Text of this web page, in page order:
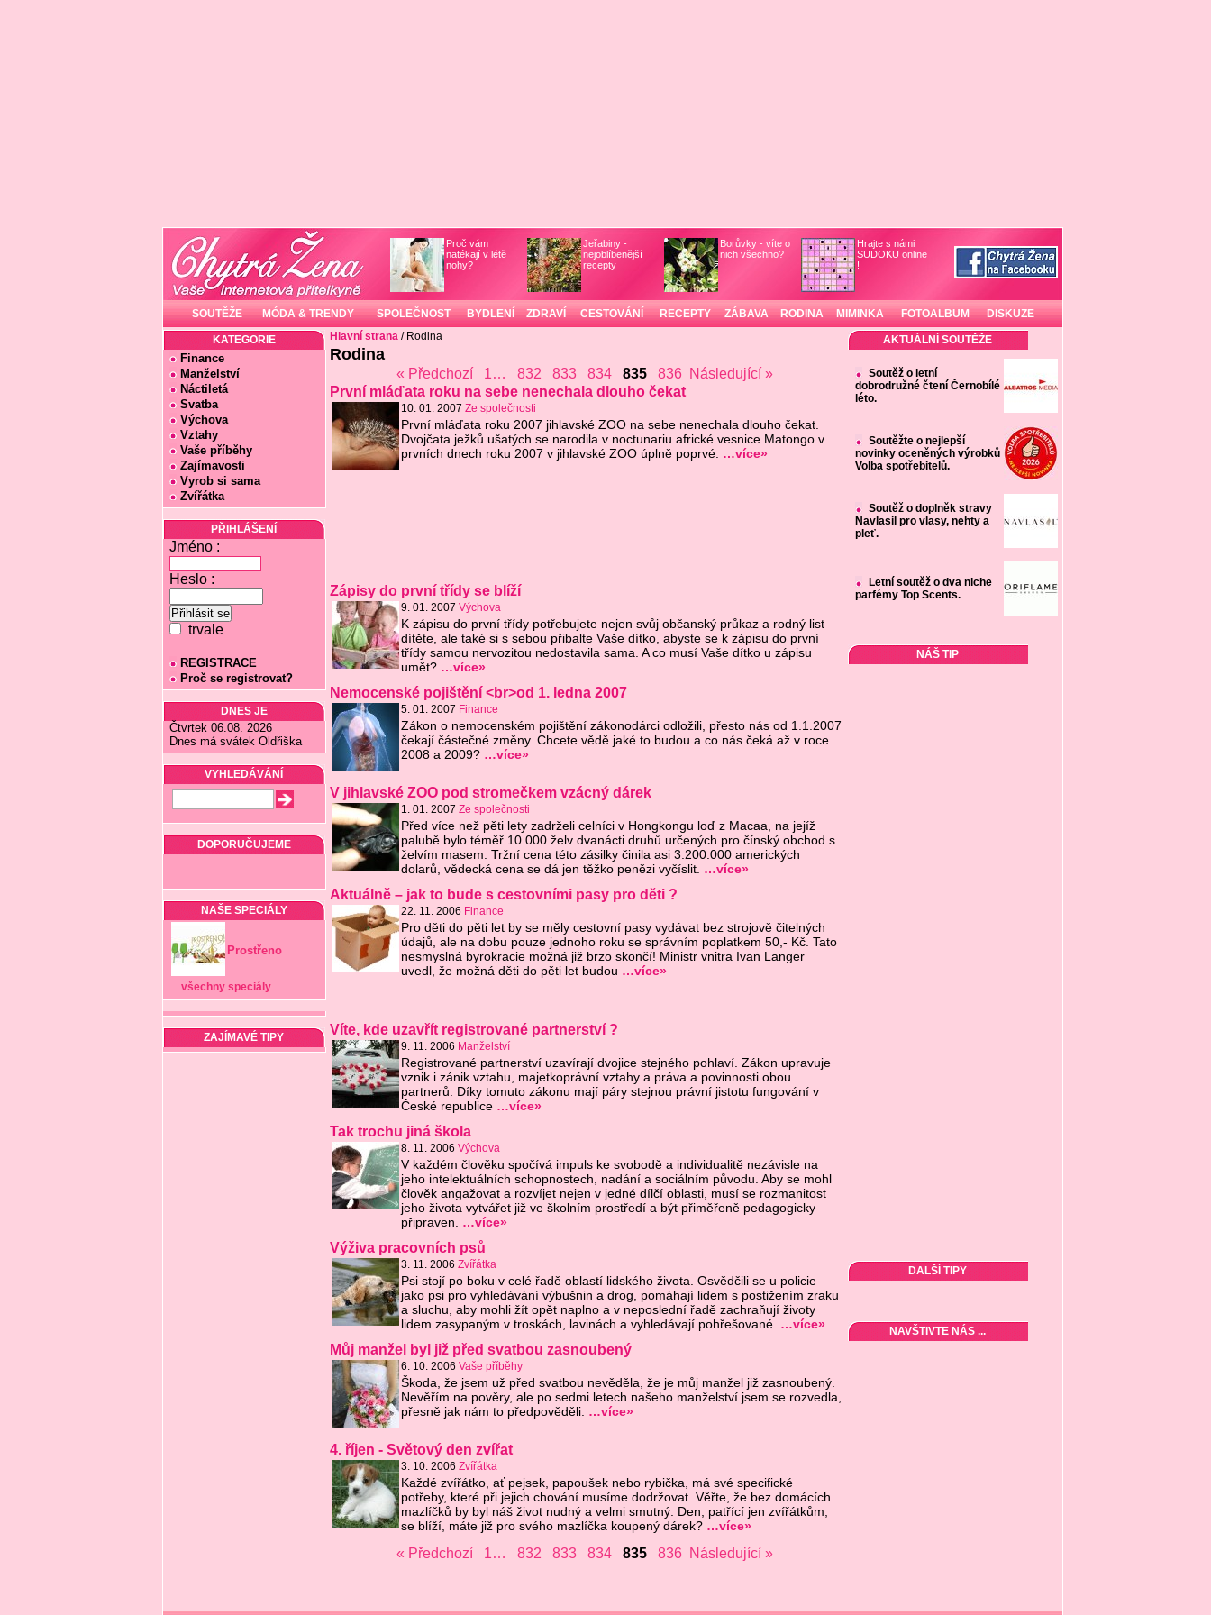
Proč vám
natékají v létě
nohy?
Jeřabiny -
nejoblíbenější
recepty
Borůvky - víte o
nich všechno?
Hrajte s námi
SUDOKU online
!
SOUTĚŽE MÓDA & TRENDY SPOLEČNOST BYDLENÍ ZDRAVÍ CESTOVÁNÍ RECEPTY ZÁBAVA RODINA MIMINKA FOTOALBUM DISKUZE
KATEGORIE
Finance
Manželství
Náctiletá
Svatba
Výchova
Vztahy
Vaše příběhy
Zajímavosti
Vyrob si sama
Zvířátka
PŘIHLÁŠENÍ
Jméno :
Heslo :
trvale
REGISTRACE
Proč se registrovat?
DNES JE
Čtvrtek 06.08. 2026
Dnes má svátek Oldřiška
VYHLEDÁVÁNÍ
DOPORUČUJEME
NAŠE SPECIÁLY
Prostřeno
všechny speciály
ZAJÍMAVÉ TIPY
Hlavní strana/ Rodina
Rodina
« Předchozí 1… 832 833 834 835 836 Následující »
První mláďata roku na sebe nenechala dlouho čekat
10. 01. 2007 Ze společnosti
První mláďata roku 2007 jihlavské ZOO na sebe nenechala dlouho čekat.
Dvojčata ježků ušatých se narodila v noctunariu africké vesnice Matongo v
prvních dnech roku 2007 v jihlavské ZOO úplně poprvé. …více»
Zápisy do první třídy se blíží
9. 01. 2007 Výchova
K zápisu do první třídy potřebujete nejen svůj občanský průkaz a rodný list
dítěte, ale také si s sebou přibalte Vaše dítko, abyste se k zápisu do první
třídy samou nervozitou nedostavila sama. A co musí Vaše dítko u zápisu
umět? …více»
Nemocenské pojištění <br>od 1. ledna 2007
5. 01. 2007 Finance
Zákon o nemocenském pojištění zákonodárci odložili, přesto nás od 1.1.2007
čekají částečné změny. Chcete vědě jaké to budou a co nás čeká až v roce
2008 a 2009? …více»
V jihlavské ZOO pod stromečkem vzácný dárek
1. 01. 2007 Ze společnosti
Před více než pěti lety zadrželi celníci v Hongkongu loď z Macaa, na jejíž
palubě bylo téměř 10 000 želv dvanácti druhů určených pro čínský obchod s
želvím masem. Tržní cena této zásilky činila asi 3.200.000 amerických
dolarů, vědecká cena se dá jen těžko penězi vyčíslit. …více»
Aktuálně – jak to bude s cestovními pasy pro děti ?
22. 11. 2006 Finance
Pro děti do pěti let by se měly cestovní pasy vydávat bez strojově čitelných
údajů, ale na dobu pouze jednoho roku se správním poplatkem 50,- Kč. Tato
nesmyslná byrokracie možná již brzo skončí! Ministr vnitra Ivan Langer
uvedl, že možná děti do pěti let budou …více»
Víte, kde uzavřít registrované partnerství ?
9. 11. 2006 Manželství
Registrované partnerství uzavírají dvojice stejného pohlaví. Zákon upravuje
vznik i zánik vztahu, majetkoprávní vztahy a práva a povinnosti obou
partnerů. Díky tomuto zákonu mají páry stejnou právní jistotu fungování v
České republice …více»
Tak trochu jiná škola
8. 11. 2006 Výchova
V každém člověku spočívá impuls ke svobodě a individualitě nezávisle na
jeho intelektuálních schopnostech, nadání a sociálním původu. Aby se mohl
člověk angažovat a rozvíjet nejen v jedné dílčí oblasti, musí se rozmanitost
jeho života vytvářet již ve školním prostředí a být přiměřeně pedagogicky
připraven. …více»
Výživa pracovních psů
3. 11. 2006 Zvířátka
Psi stojí po boku v celé řadě oblastí lidského života. Osvědčili se u policie
jako psi pro vyhledávání výbušnin a drog, pomáhají lidem s postižením zraku
a sluchu, aby mohli žít opět naplno a v neposlední řadě zachraňují životy
lidem zasypaným v troskách, lavinách a vyhledávají pohřešované. …více»
Můj manžel byl již před svatbou zasnoubený
6. 10. 2006 Vaše příběhy
Škoda, že jsem už před svatbou nevěděla, že je můj manžel již zasnoubený.
Nevěřím na pověry, ale po sedmi letech našeho manželství jsem se rozvedla,
přesně jak nám to předpověděli. …více»
4. říjen - Světový den zvířat
3. 10. 2006 Zvířátka
Každé zvířátko, ať pejsek, papoušek nebo rybička, má své specifické
potřeby, které při jejich chování musíme dodržovat. Věřte, že bez domácích
mazlíčků by byl náš život nudný a velmi smutný. Den, patřící jen zvířátkům,
se blíží, máte již pro svého mazlíčka koupený dárek? …více»
« Předchozí 1… 832 833 834 835 836 Následující »
AKTUÁLNÍ SOUTĚŽE
Soutěž o letní
dobrodružné čtení Černobílé
léto.
Soutěžte o nejlepší
novinky oceněných výrobků
Volba spotřebitelů.
Soutěž o doplněk stravy
Navlasil pro vlasy, nehty a
pleť.
Letní soutěž o dva niche
parfémy Top Scents.
NÁŠ TIP
DALŠÍ TIPY
NAVŠTIVTE NÁS ...